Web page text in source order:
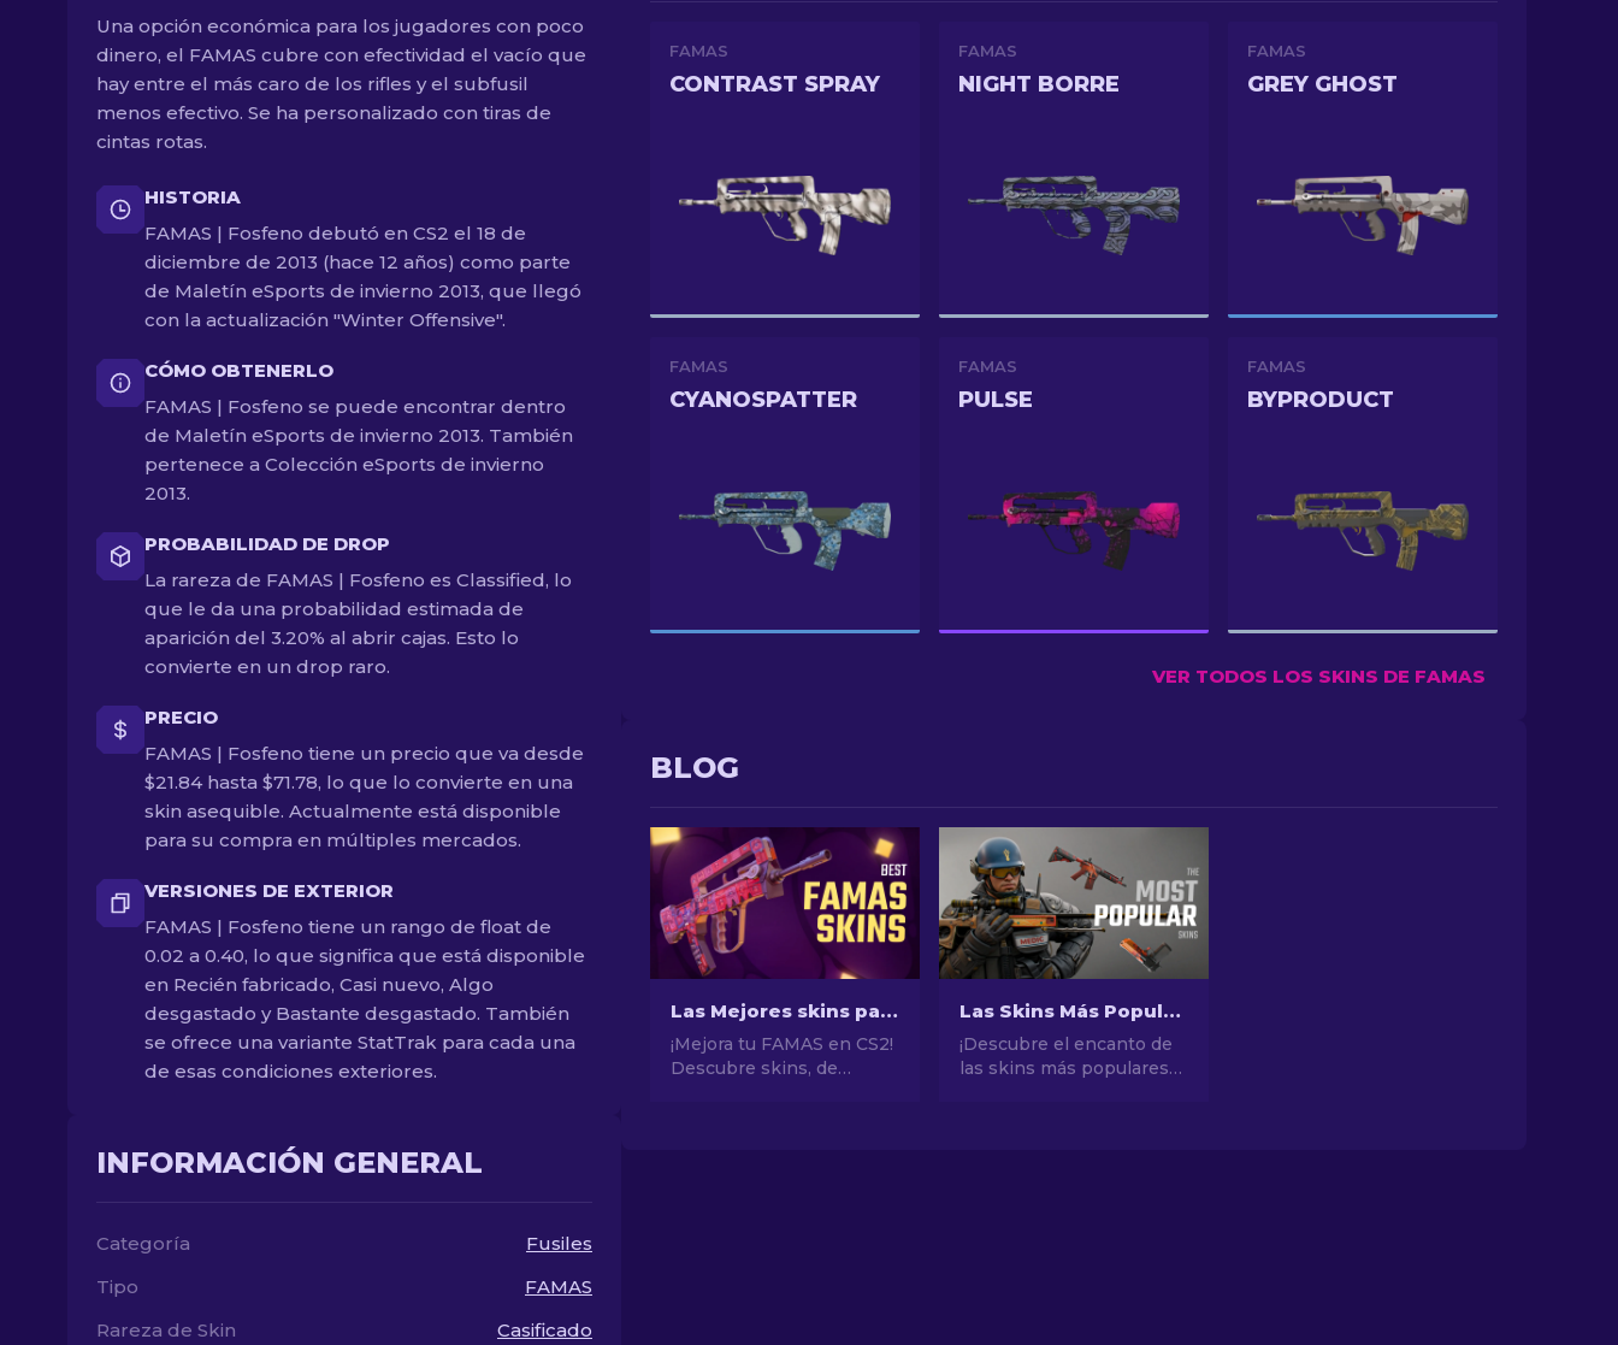
Una opción económica para los jugadores con poco
dinero, el FAMAS cubre con efectividad el vacío que
hay entre el más caro de los rifles y el subfusil
menos efectivo. Se ha personalizado con tiras de
cintas rotas.
HISTORIA
FAMAS | Fosfeno debutó en CS2 el 18 de
diciembre de 2013 (hace 12 años) como parte
de Maletín eSports de invierno 2013, que llegó
con la actualización "Winter Offensive".
CÓMO OBTENERLO
FAMAS | Fosfeno se puede encontrar dentro
de Maletín eSports de invierno 2013. También
pertenece a Colección eSports de invierno
2013.
PROBABILIDAD DE DROP
La rareza de FAMAS | Fosfeno es Classified, lo
que le da una probabilidad estimada de
aparición del 3.20% al abrir cajas. Esto lo
convierte en un drop raro.
PRECIO
FAMAS | Fosfeno tiene un precio que va desde
$21.84 hasta $71.78, lo que lo convierte en una
skin asequible. Actualmente está disponible
para su compra en múltiples mercados.
VERSIONES DE EXTERIOR
FAMAS | Fosfeno tiene un rango de float de
0.02 a 0.40, lo que significa que está disponible
en Recién fabricado, Casi nuevo, Algo
desgastado y Bastante desgastado. También
se ofrece una variante StatTrak para cada una
de esas condiciones exteriores.
INFORMACIÓN GENERAL
Categoría
Fusiles
Tipo
FAMAS
Rareza de Skin
Casificado
FAMAS
CONTRAST SPRAY
FAMAS
NIGHT BORRE
FAMAS
GREY GHOST
FAMAS
CYANOSPATTER
FAMAS
PULSE
FAMAS
BYPRODUCT
VER TODOS LOS SKINS DE FAMAS
BLOG
Las Mejores skins para FAMAS en CS2 [2026]
¡Mejora tu FAMAS en CS2!
Descubre skins, de
Las Skins Más Populares en CS2
¡Descubre el encanto de
las skins más populares